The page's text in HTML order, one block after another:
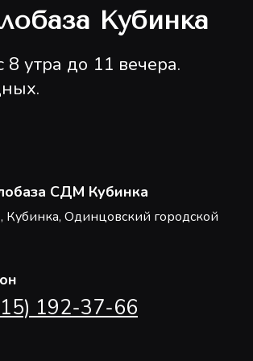
Кубинка
8 утра до 11 вечера.
СДМ Кубинка
Кубинка, Одинцовский городской
192-37-66